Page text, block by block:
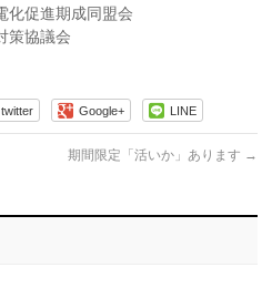
化促進期成同盟会
策協議会
twitter Google+ LINE
期間限定「活いか」あります →